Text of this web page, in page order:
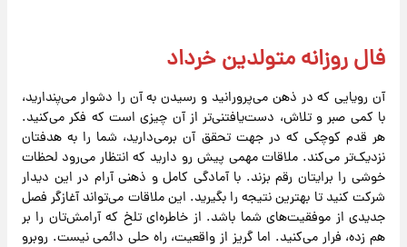
فال روزانه متولدین خرداد
آن رویایی که در ذهن می‌پرورانید و رسیدن به آن را دشوار می‌پندارید،
با کمی صبر و تلاش، دست‌یافتنی‌تر از آن چیزی است که فکر می‌کنید.
هر قدم کوچکی که در جهت تحقق آن برمی‌دارید، شما را به هدفتان
نزدیک‌تر می‌کند. ملاقات مهمی پیش رو دارید که انتظار می‌رود لحظات
خوشی را برایتان رقم بزند. با آمادگی کامل و ذهنی آرام در این دیدار
شرکت کنید تا بهترین نتیجه را بگیرید. این ملاقات می‌تواند آغازگر فصل
جدیدی از موفقیت‌های شما باشد. از خاطره‌ای تلخ که آرامش‌تان را بر
هم زده، فرار می‌کنید. اما گریز از واقعیت، راه حلی دائمی نیست. روبرو